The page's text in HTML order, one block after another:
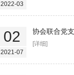
2022-03
02
2021-07
协会联合党
[详细]